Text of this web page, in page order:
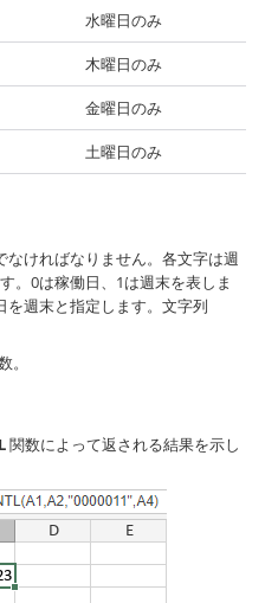
水曜日のみ
木曜日のみ
金曜日のみ
土曜日のみ
ければなりません。各文字は週
。0は稼働日、1は週末を表しま
を週末と指定します。文字列
。
関数によって返される結果を示し